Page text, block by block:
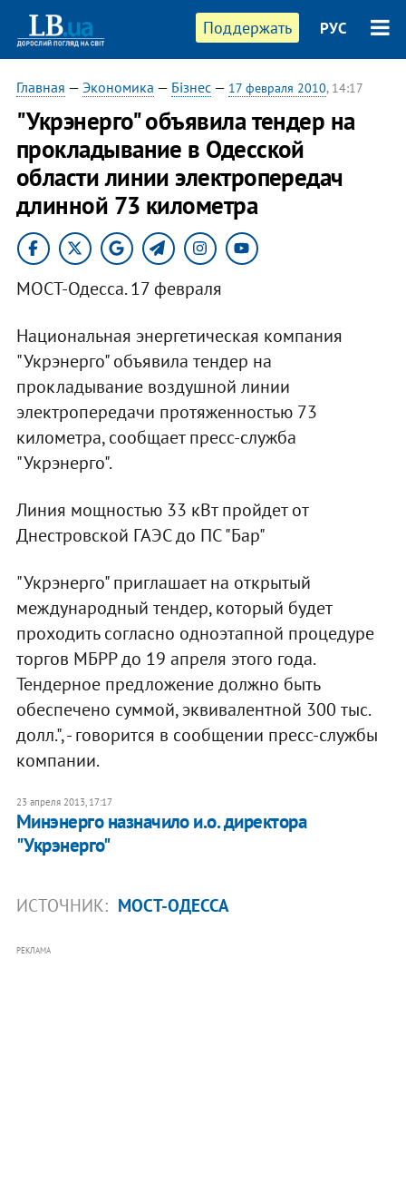
Поддержать РУС
Главная — Экономика — Бізнес— 17 февраля 2010, 14:17
"Укрэнерго" объявила тендер на
прокладывание в Одесской
области линии электропередач
длинной 73 километра
МОСТ-Одесса. 17 февраля
Национальная энергетическая компания
"Укрэнерго" объявила тендер на
прокладывание воздушной линии
электропередачи протяженностью 73
километра, сообщает пресс-служба
"Укрэнерго".
Линия мощностью 33 кВт пройдет от
Днестровской ГАЭС до ПС "Бар"
"Укрэнерго" приглашает на открытый
международный тендер, который будет
проходить согласно одноэтапной процедуре
торгов МБРР до 19 апреля этого года.
Тендерное предложение должно быть
обеспечено суммой, эквивалентной 300 тыс.
долл.", - говорится в сообщении пресс-службы
компании.
23 апреля 2013, 17:17
Минэнерго назначило и.о. директора
"Укрэнерго"
ИСТОЧНИК: МОСТ-ОДЕССА
РЕКЛАМА